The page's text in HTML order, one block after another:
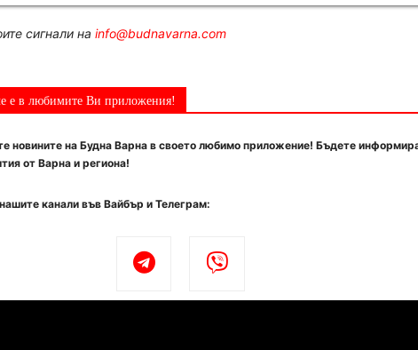
сигнали на info@budnavarna.com
е в любимите Ви приложения!
новините на Будна Варна в своето любимо приложение! Бъдете
от Варна и региона!
канали във Вайбър и Телеграм: